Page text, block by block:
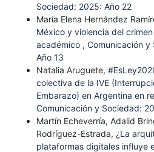
Sociedad: 2025: Año 22
María Elena Hernández
México y violencia del
académico , Comunicación y
Año 13
Natalia Aruguete,
colectiva de la IVE
Embarazo) en Argentina en
Comunicación y Sociedad:
Martín Echeverría, Adalid
Rodríguez-Estrada, ¿La
plataformas digitales influye